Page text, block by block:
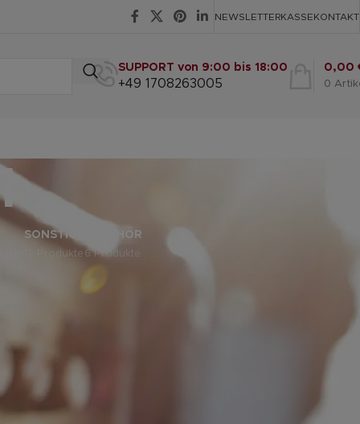
NEWSLETTERKASSEKONTAKT
SUPPORT von 9:00 bis 18:00
+49 1708263005 0
0,00
SONSTIGE
12 Produkte
ZUBEHÖR
6 Produkte